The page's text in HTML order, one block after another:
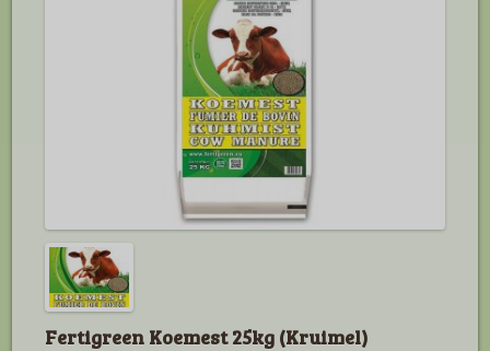
Fertigreen Koemest 25kg (Kruimel)